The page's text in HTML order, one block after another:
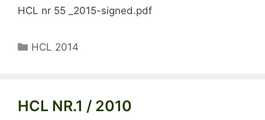
HCL nr 55 _2015-signed.pdf
Categorii
HCL 2014
HCL NR.1 / 2010